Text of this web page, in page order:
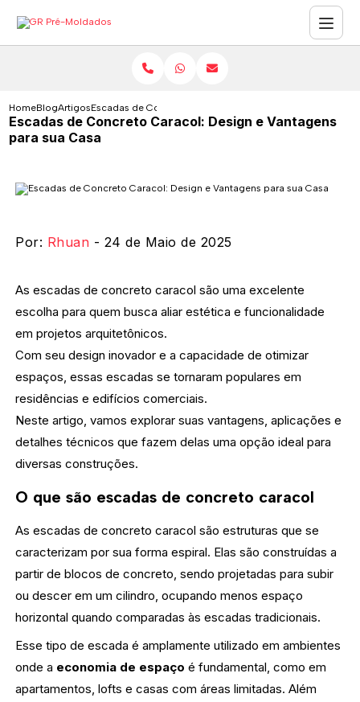
HomeBlogArtigosEscadas de Concreto Caracol: Design e Vantagens para
Escadas de Concreto Caracol: Design e Vantagens
para sua Casa
Por: Rhuan - 24 de Maio de 2025
As escadas de concreto caracol são uma excelente
escolha para quem busca aliar estética e funcionalidade
em projetos arquitetônicos.
Com seu design inovador e a capacidade de otimizar
espaços, essas escadas se tornaram populares em
residências e edifícios comerciais.
Neste artigo, vamos explorar suas vantagens, aplicações e
detalhes técnicos que fazem delas uma opção ideal para
diversas construções.
O que são escadas de concreto caracol
As escadas de concreto caracol são estruturas que se
caracterizam por sua forma espiral. Elas são construídas a
partir de blocos de concreto, sendo projetadas para subir
ou descer em um cilindro, ocupando menos espaço
horizontal quando comparadas às escadas tradicionais.
Esse tipo de escada é amplamente utilizado em ambientes
onde a economia de espaço é fundamental, como em
apartamentos, lofts e casas com áreas limitadas. Além